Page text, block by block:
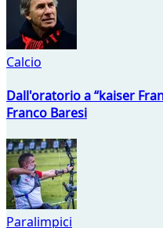
Calcio
Dall'oratorio a “kaiser
Franco Baresi
Paralimpici